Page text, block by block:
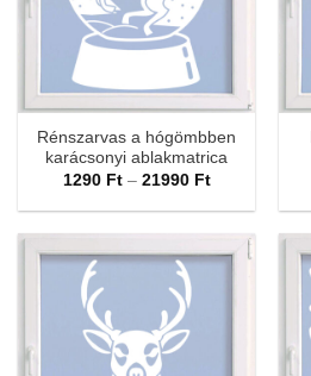
Rénszarvas a hógömbben
karácsonyi ablakmatrica
1290 Ft – 21990 FtÁrtartomány:
-